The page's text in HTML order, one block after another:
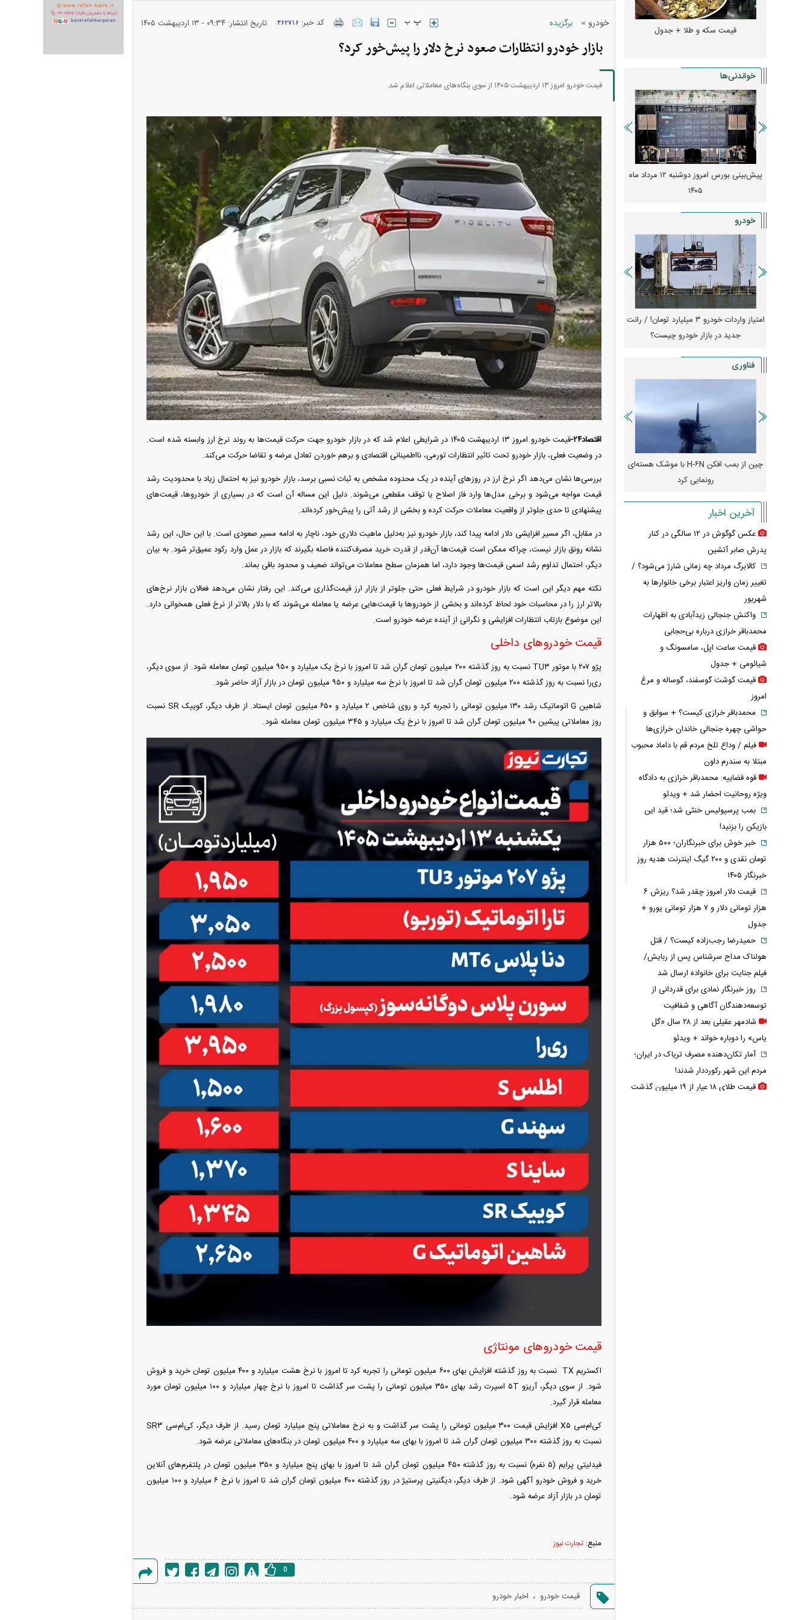
خودرو » برگزیده کد خبر: ۳۶۲۷۱۶ تاریخ انتشار: ۰۹:۳۴ - ۱۳ ارديبهشت ۱۴۰۵
بازار خودرو انتظارات صعود نرخ دلار را پیش‌خور کرد؟
قیمت خودرو امروز ۱۳ اردیبهشت ۱۴۰۵ از سوی بنگاه‌های معاملاتی اعلام شد.
اقتصاد۲۴-
قیمت خودرو امروز ۱۳ اردیبهشت ۱۴۰۵ در شرایطی اعلام شد که در بازار خودرو جهت حرکت قیمت‌ها به روند نرخ ارز وابسته شده است.
در وضعیت فعلی، بازار خودرو تحت تاثیر انتظارات تورمی، نااطمینانی اقتصادی و برهم خوردن تعادل عرضه و تقاضا حرکت می‌کند.
بررسی‌ها نشان می‌دهد اگر نرخ ارز در روز‌های آینده در یک محدوده مشخص به ثبات نسبی برسد، بازار خودرو نیز به احتمال زیاد با محدودیت رشد
قیمت مواجه می‌شود و برخی مدل‌ها وارد فاز اصلاح یا توقف مقطعی می‌شوند. دلیل این مساله آن است که در بسیاری از خودروها، قیمت‌های
پیشنهادی تا حدی جلوتر از واقعیت معاملات حرکت کرده و بخشی از رشد آتی را پیش‌خور کرده‌اند.
در مقابل، اگر مسیر افزایشی دلار ادامه پیدا کند، بازار خودرو نیز به‌دلیل ماهیت دلاری خود، ناچار به ادامه مسیر صعودی است. با این حال، این رشد
نشانه رونق بازار نیست، چراکه ممکن است قیمت‌ها آن‌قدر از قدرت خرید مصرف‌کننده فاصله بگیرند که بازار در عمل وارد رکود عمیق‌تر شود. به بیان
دیگر، احتمال تداوم رشد اسمی قیمت‌ها وجود دارد، اما همزمان سطح معاملات می‌تواند ضعیف و محدود باقی بماند.
نکته مهم دیگر این است که بازار خودرو در شرایط فعلی حتی جلوتر از بازار ارز قیمت‌گذاری می‌کند. این رفتار نشان می‌دهد فعالان بازار نرخ‌های
بالاتر ارز را در محاسبات خود لحاظ کرده‌اند و بخشی از خودرو‌ها با قیمت‌هایی عرضه یا معامله می‌شوند که با دلار بالاتر از نرخ فعلی همخوانی دارد.
این موضوع بازتاب انتظارات افزایشی و نگرانی از آینده عرضه خودرو است.
قیمت خودرو‌های داخلی
پژو ۲۰۷ با موتور TU۳ نسبت به روز گذشته ۲۰۰ میلیون تومان گران شد تا امروز با نرخ یک میلیارد و ۹۵۰ میلیون تومان معامله شود. از سوی دیگر،
ری‌را نسبت به روز گذشته ۲۰۰ میلیون تومان گران شد تا امروز با نرخ سه میلیارد و ۹۵۰ میلیون تومان در بازار آزاد حاضر شود.
شاهین G اتوماتیک رشد ۱۳۰ میلیون تومانی را تجربه کرد و روی شاخص ۲ میلیارد و ۶۵۰ میلیون تومان ایستاد. از طرف دیگر، کوییک SR نسبت
روز معاملاتی پیشین ۹۰ میلیون تومان گران شد تا امروز با نرخ یک میلیارد و ۳۴۵ میلیون تومان معامله شود.
قیمت خودروهای مونتاژی
اکستریم TX نسبت به روز گذشته افزایش بهای ۶۰۰ میلیون تومانی را تجربه کرد تا امروز با نرخ هشت میلیارد و ۴۰۰ میلیون تومان خرید و فروش
شود. از سوی دیگر، آریزو ۵T اسپرت رشد بهای ۳۵۰ میلیون تومانی را پشت سر گذاشت تا امروز با نرخ چهار میلیارد و ۱۰۰ میلیون تومان مورد
معامله قرار گیرد.
کی‌ام‌سی X۵ افزایش قیمت ۳۰۰ میلیون تومانی را پشت سر گذاشت و به نرخ معاملاتی پنج میلیارد تومان رسید. از طرف دیگر، کی‌ام‌سی SR۳
نسبت به روز گذشته ۳۰۰ میلیون تومان گران شد تا امروز با بهای سه میلیارد و ۴۰۰ میلیون تومان در بنگاه‌های معاملاتی عرضه شود.
فیدلیتی پرایم (۵ نفره) نسبت به روز گذشته ۴۵۰ میلیون تومان گران شد تا امروز با بهای پنج میلیارد و ۳۵۰ میلیون تومان در پلتفرم‌های آنلاین
خرید و فروش خودرو آگهی شود. از طرف دیگر، دیگنیتی پرستیژ در روز گذشته ۴۰۰ میلیون تومان گران شد تا امروز با نرخ ۶ میلیارد و ۱۰۰ میلیون
تومان در بازار آزاد عرضه شود.
منبع: تجارت نیوز
گزارش
0
قیمت خودرو ، اخبار خودرو
قیمت سکه و طلا + جدول قیمت دلار، یورو و سایر ارز‌ها + جدول قیمت خودرو‌های ایران خودرو + جدول قیمت خودرو‌های ایران خودرو + جدول
خواندنی‌ها
پیش‌بینی بورس امروز دوشنبه ۱۲ مرداد ماه
۱۴۰۵
زنگ خطر انباشت نیاز در بازار مسکن؛ فنر
قیمت‌ها فشرده شده
کارنامه مردود محسن پاک‌ نژاد؛ از افت شدید
درآمد ارزی تا بازی با عزل و نصب‌ها
پیش‌بینی بورس امروز دوشنبه ۱۲ مرداد ماه
۱۴۰۵
خودرو
امتیاز واردات خودرو ۳ میلیارد تومان! / رانت
جدید در بازار خودرو چیست؟
آغاز ثبت نام سایپا از امروز ۱۷ مرداد ۱۴۰۵؛
کوییک S با ۵۰۰ میلیون تومان بخرید + لینک
ثبت نام
واردات خودرو گران‌تر شد/ جهش گواهی
اسقاط و محدودیت جدید در مناطق آزاد
امتیاز واردات خودرو ۳ میلیارد تومان! / رانت
جدید در بازار خودرو چیست؟
فناوری
چین از بمب افکن H-۶N با موشک هسته‌ای
رونمایی کرد
پهپاد رهگیر یا موشک پدافند؛ قدرت تهدید
کدامیک بیشتر است؟
رونمایی از پوکو M ۸ پاور با باتری ۸۰۰۰
میلی‌آمپرساعتی
چین از بمب افکن H-۶N با موشک هسته‌ای
رونمایی کرد
آخرین اخبار
عکس گوگوش در ۱۲ سالگی در کنار
پدرش صابر آتشین
کالابرگ مرداد چه زمانی شارژ می‌شود؟ /
تغییر زمان واریز اعتبار برخی خانوارها به
شهریور
واکنش جنجالی زیدآبادی به اظهارات
محمدباقر خرازی درباره بی‌حجابی
قیمت ساعت اپل، سامسونگ و
شیائومی + جدول
قیمت گوشت گوسفند، گوساله و مرغ
امروز
محمدباقر خرازی کیست؟ + سوابق و
حواشی چهره جنجالی خاندان خرازی‌ها
فیلم / وداع تلخ مردم قم با داماد محبوب
مبتلا به سندرم داون
قوه قضاییه: محمدباقر خرازی به دادگاه
ویژه روحانیت احضار شد + ویدئو
بمب پرسپولیس خنثی شد؛ قید این
بازیکن را بزنید!
خبر خوش برای خبرنگاران؛ ۵۰۰ هزار
تومان نقدی و ۲۰۰ گیگ اینترنت هدیه روز
خبرنگار ۱۴۰۵
قیمت دلار امروز چقدر شد؟ ریزش ۶
هزار تومانی دلار و ۷ هزار تومانی یورو +
جدول
حمیدرضا رجب‌زاده کیست؟ / قتل
هولناک مداح سرشناس پس از ربایش/
فیلم جنایت برای خانواده ارسال شد
روز خبرنگار نمادی برای قدردانی از
توسعه‌دهندگان آگاهی و شفافیت
شادمهر عقیلی بعد از ۲۸ سال «گل
یاس» را دوباره خواند + ویدئو
آمار تکان‌دهنده مصرف تریاک در ایران؛
مردم این شهر رکورددار شدند!
قیمت طلای ۱۸ عیار از ۱۹ میلیون گذشت